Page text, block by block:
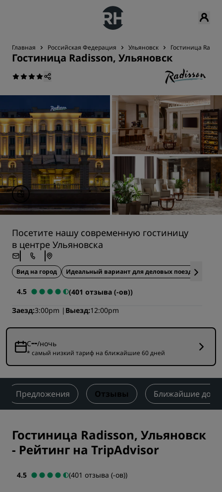
Главная Российская Федерация Ульяновск Гостиница
Гостиница Radisson, Ульяновск
Посетите нашу современную гостиницу
в центре Ульяновска
Вид на город Идеальный вариант для деловых поездок
4.5
(401 отзыва (-ов))
Заезд 3:00pm Выезд 12:00pm
С--/ночь
* самый низкий тариф на ближайшие 60 дней
Предложения Отзывы Ближайшие
Гостиница Radisson, Ульяновск
- Рейтинг на TripAdvisor
4.5 (401 отзыва (-ов))